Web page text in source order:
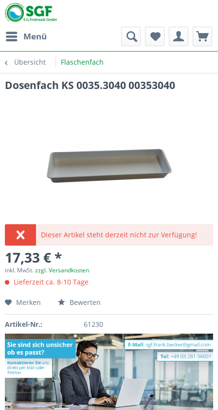
Menü
Übersicht Flaschenfach
Dosenfach KS 0035.3040 00353040
Dieser Artikel steht derzeit nicht zur Verfügung!
17,33 € *
inkl. MwSt.zzgl. Versandkosten
Lieferzeit ca. 8-10 Tage
Merken Bewerten
Artikel-Nr.: 61230